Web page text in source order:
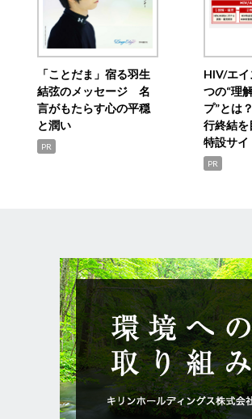
「ことだま」宿る羽生
結弦のメッセージ 名
言がもたらす心の平穏
と潤い
PR
HIV/エ
つの“理
プ”とは
行終結を
特設サ
PR